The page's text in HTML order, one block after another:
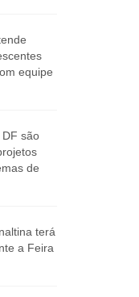
equipe
são
de
terá
a Feira